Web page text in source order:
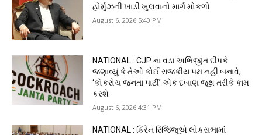
હોર્મુઝની ખાડી ખુલવાનો માર્ગ મોકળો
August 6, 2026 5:40 PM
NATIONAL : CJP ના વડા અભિજીત દીપકે
જણાવ્યું કે તેઓ કોઈ રાજકીય પક્ષ નહીં બનાવે;
‘કોકરોચ જનતા પાર્ટી’ એક દબાણ જૂથ તરીકે કામ
કરશે
August 6, 2026 4:31 PM
NATIONAL : કિરેન રિજિજૂએ લોકસભામાં